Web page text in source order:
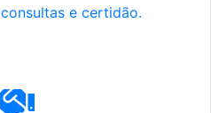
e certidão.